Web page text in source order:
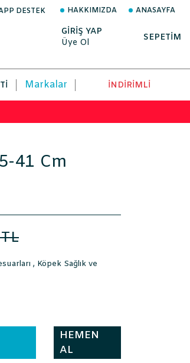
DESTEK HAKKIMIZDA ANASAYFA
GİRİŞ YAP
Üye Ol
SEPETİM
Markalar İNDİRİMLİ
41 Cm
, Köpek Sağlık ve
HEMEN
AL